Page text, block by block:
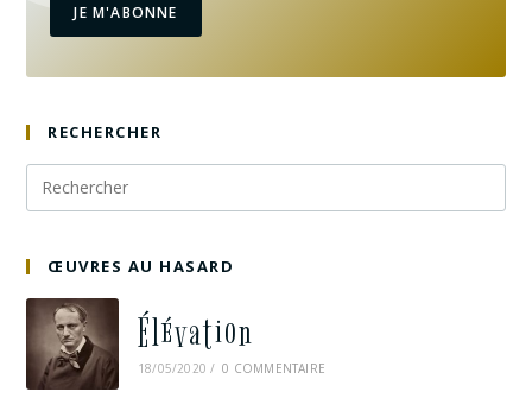
JE M'ABONNE
RECHERCHER
ŒUVRES AU HASARD
Élévation
18/05/2020 / 0 COMMENTAIRE